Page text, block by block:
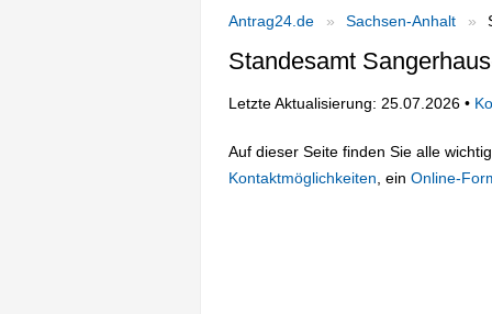
Antrag24.de Sachsen-Anhalt
Standesamt
Letzte Aktualisierung: 25.07.2026 •
Auf dieser Seite finden Sie alle
Kontaktmöglichkeiten , ein Online-